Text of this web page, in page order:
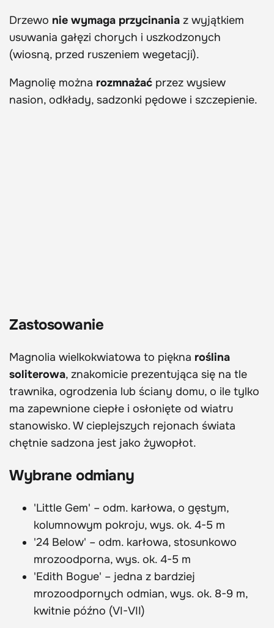
Drzewo nie wymaga przycinania z wyjątkiem
usuwania gałęzi chorych i uszkodzonych
(wiosną, przed ruszeniem wegetacji).
Magnolię można rozmnażać przez wysiew
nasion, odkłady, sadzonki pędowe i szczepienie.
Zastosowanie
Magnolia wielkokwiatowa to piękna roślina
soliterowa, znakomicie prezentująca się na tle
trawnika, ogrodzenia lub ściany domu, o ile tylko
ma zapewnione ciepłe i osłonięte od wiatru
stanowisko. W cieplejszych rejonach świata
chętnie sadzona jest jako żywopłot.
Wybrane odmiany
'Little Gem' – odm. karłowa, o gęstym,
kolumnowym pokroju, wys. ok. 4-5 m
'24 Below' – odm. karłowa, stosunkowo
mrozoodporna, wys. ok. 4-5 m
'Edith Bogue' – jedna z bardziej
mrozoodpornych odmian, wys. ok. 8-9 m,
kwitnie późno (VI-VII)